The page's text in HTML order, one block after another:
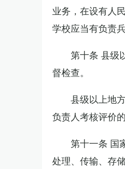
业务，在设有人
学校应当有负责
第十条 县级
督检查。
县级以上地
负责人考核评价的
第十一条 国
处理、传输、存